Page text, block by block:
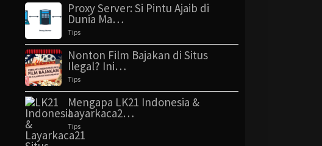
Proxy Server: Si Pintu Ajaib di
Dunia Ma…
Tips
Nonton Film Bajakan di Situs
Ilegal? Ini…
Tips
Mengapa LK21 Indonesia &
Layarkaca2…
Tips